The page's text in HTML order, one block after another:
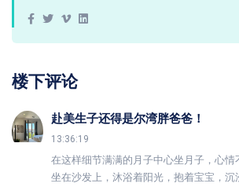
楼下评论
赴美生子还得是尔湾胖爸爸！
13:36:19
在这样细节满满的月子中心坐月子，心情
坐在沙发上，沐浴着阳光，抱着宝宝，沉